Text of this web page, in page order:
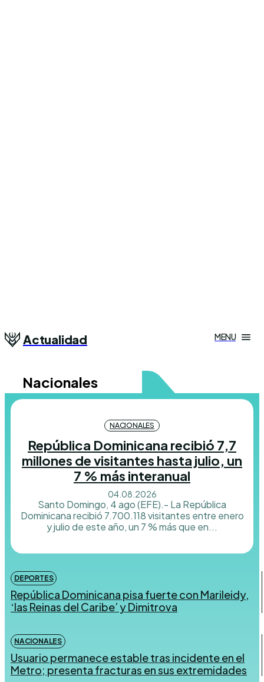
Actualidad MENU
Nacionales
NACIONALES
República Dominicana recibió 7,7
millones de visitantes hasta julio, un
7 % más interanual
04.08.2026
Santo Domingo, 4 ago (EFE).- La República
Dominicana recibió 7.700.118 visitantes entre enero
y julio de este año, un 7 % más que en...
DEPORTES
República Dominicana pisa fuerte con Marileidy,
‘las Reinas del Caribe’ y Dimitrova
NACIONALES
Usuario permanece estable tras incidente en el
Metro; presenta fracturas en sus extremidades